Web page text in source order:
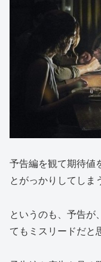
予告編を観て期待値
とがっかりしてしま
というのも、予告が
てもミスリードだと